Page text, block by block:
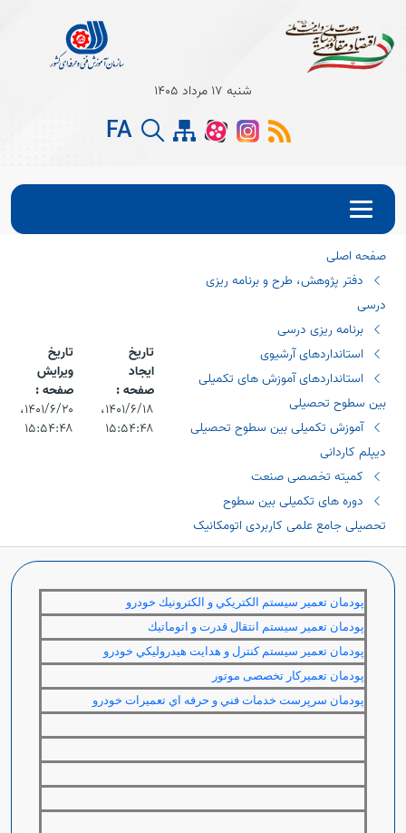
Open
شنبه 17 مرداد 1405
FA
صفحه اصلی
دفتر پژوهش، طرح و برنامه ریزی
درسی
برنامه ریزی درسی
استانداردهای آرشیوی
استانداردهای آموزش های تکمیلی
بین سطوح تحصیلی
آموزش تکمیلی بین سطوح تحصیلی
دیپلم کاردانی
کمیته تخصصی صنعت
دوره های تکمیلی بین سطوح
تحصیلی جامع علمی کاربردی اتومکانیک
تاریخ
ایجاد
صفحه :
۱۴۰۱/۶/۱۸،‏
۱۵:۵۴:۴۸
تاریخ
ویرایش
صفحه :
۱۴۰۱/۶/۲۰،‏
۱۵:۵۴:۴۸
پودمان تعمير سيستم الكتريكي و الكترونيك خودرو
پودمان تعمير سيستم انتقال قدرت و اتوماتيك
پودمان تعمير سيستم كنترل و هدايت هيدروليكي خودرو
پودمان تعمیرکار تخصصی موتور
پودمان سرپرست خدمات فني و حرفه اي تعميرات خودرو